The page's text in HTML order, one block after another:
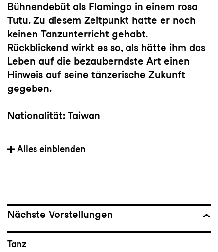
Bühnendebüt als Flamingo in einem rosa
Tutu. Zu diesem Zeitpunkt hatte er noch
keinen Tanzunterricht gehabt.
Rückblickend wirkt es so, als hätte ihm das
Leben auf die bezauberndste Art einen
Hinweis auf seine tänzerische Zukunft
gegeben.
Nationalität: Taiwan
Mitglied der Tanzkompanie seit: 2019
Wichtige Choreograf:innen: Kinsun Chan,
Kirilov Milev, Ihsan Rustem, Nadav Zelner,
Alles einblenden
Nächste Vorstellungen
Tanz